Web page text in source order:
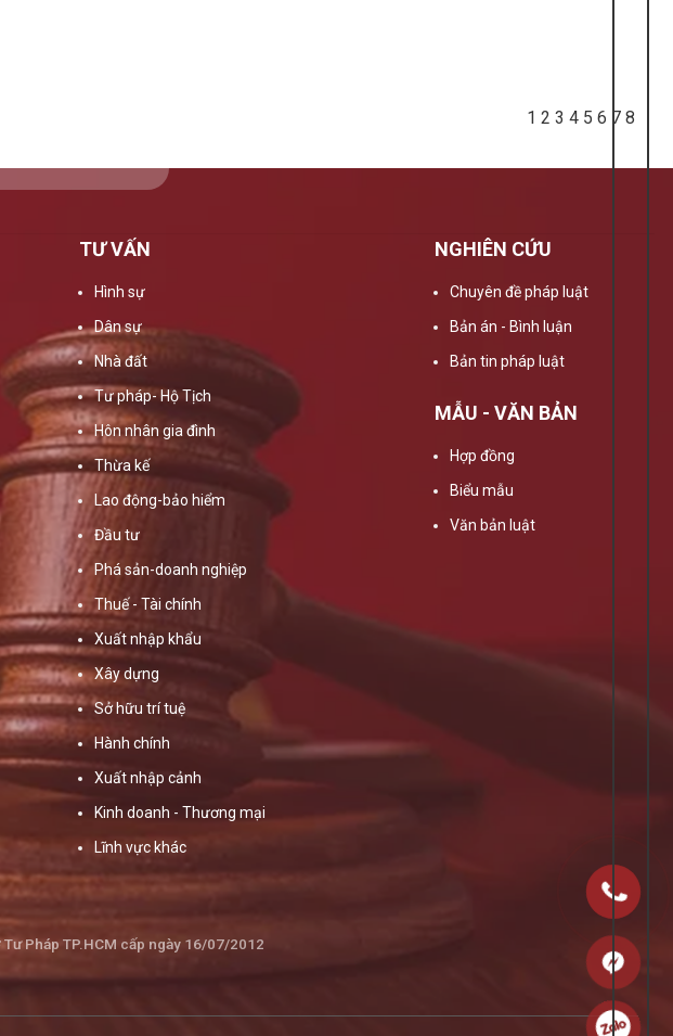
1 2 3 4 5 6 7 8
TƯ VẤN
Hình sự
Dân sự
Nhà đất
Tư pháp- Hộ Tịch
Hôn nhân gia đình
Thừa kế
Lao động-bảo hiểm
Đầu tư
Phá sản-doanh nghiệp
Thuế - Tài chính
Xuất nhập khẩu
Xây dựng
Sở hữu trí tuệ
Hành chính
Xuất nhập cảnh
Kinh doanh - Thương mại
Lĩnh vực khác
NGHIÊN CỨU
Chuyên đề pháp luật
Bản án - Bình luận
Bản tin pháp luật
MẪU - VĂN BẢN
Hợp đồng
Biểu mẫu
Văn bản luật
Pháp TP.HCM cấp ngày 16/07/2012